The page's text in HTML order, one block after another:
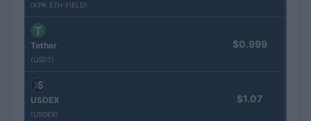
(KPK ETH YIELD)
Tether
(USDT)
$0.999
USDEX
(USDEX)
$1.07